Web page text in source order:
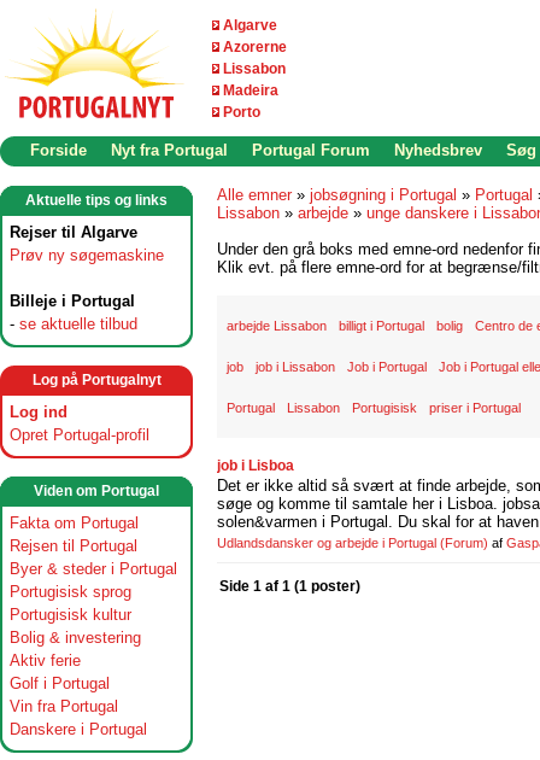
Algarve
Azorerne
Lissabon
Madeira
Porto
Forside Nyt fra Portugal Portugal Forum Nyhedsbrev Søg
Aktuelle tips og links
Rejser til Algarve
Prøv ny søgemaskine
Billeje i Portugal
- se aktuelle tilbud
Log på Portugalnyt
Log ind
Opret Portugal-profil
Viden om Portugal
Fakta om Portugal
Rejsen til Portugal
Byer & steder i Portugal
Portugisisk sprog
Portugisisk kultur
Bolig & investering
Aktiv ferie
Golf i Portugal
Vin fra Portugal
Danskere i Portugal
Alle emner » jobsøgning i Portugal » Portugal
Lissabon » arbejde » unge danskere i
Under den grå boks med emne-ord nedenfor
Klik evt. på flere emne-ord for at begrænse/
arbejde Lissabon billigt i Portugal bolig Centro de
job job i Lissabon Job i Portugal Job i Portugal
Portugal Lissabon Portugisisk priser i Portugal
job i Lisboa
Det er ikke altid så svært at finde arbejde,
søge og komme til samtale her i Lisboa.
solen&varmen i Portugal. Du skal for at
Udlandsdansker og arbejde i Portugal (Forum) af
Side 1 af 1 (1 poster)